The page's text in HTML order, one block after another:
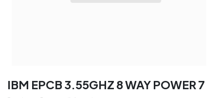
IBM EPCB 3.55GHZ 8 WAY POWER 7